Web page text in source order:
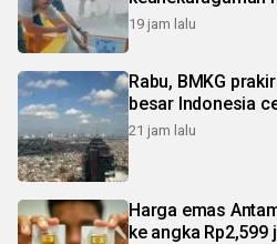
19 jam lalu
Rabu, BMKG
besar Indonesia
21 jam lalu
Harga emas
ke angka Rp2,599